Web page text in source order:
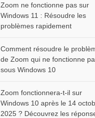
Zoom ne fonctionne pas sur
Windows 11 : Résoudre les
problèmes rapidement
Comment résoudre le
de Zoom qui ne fonctionne
sous Windows 10
Zoom fonctionnera-t-il sur
Windows 10 après le 14
2025 ? Découvrez les